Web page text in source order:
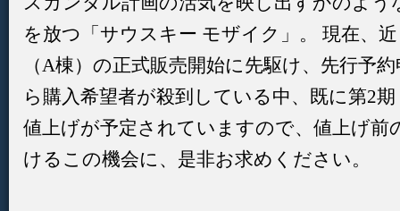
を放つ「サウスキー モザイク」。 現在、
（A棟）の正式販売開始に先駆け、先行予
ら購入希望者が殺到している中、既に第2
値上げが予定されていますので、値上げ前
けるこの機会に、是非お求めください。